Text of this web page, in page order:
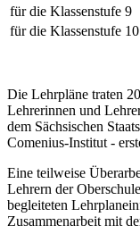
für die Klassenstufe 9
für die Klassenstufe 10
Die Lehrpläne traten
Lehrerinnen und
dem Sächsischen
Comenius-Institut -
Eine teilweise
Lehrern der
begleiteten
Zusammenarbeit mit